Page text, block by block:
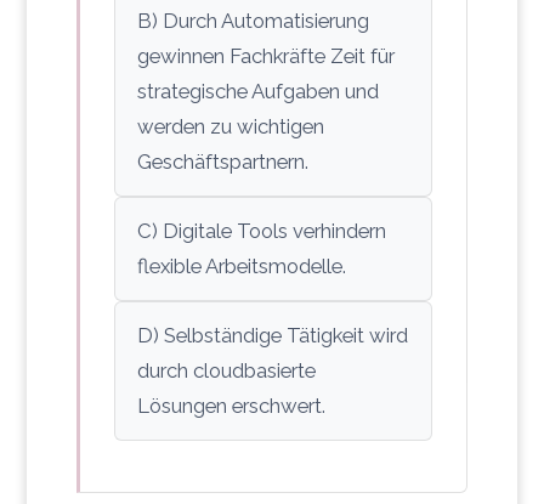
B) Durch Automatisierung
gewinnen Fachkräfte Zeit für
strategische Aufgaben und
werden zu wichtigen
Geschäftspartnern.
C) Digitale Tools verhindern
flexible Arbeitsmodelle.
D) Selbständige Tätigkeit wird
durch cloudbasierte
Lösungen erschwert.